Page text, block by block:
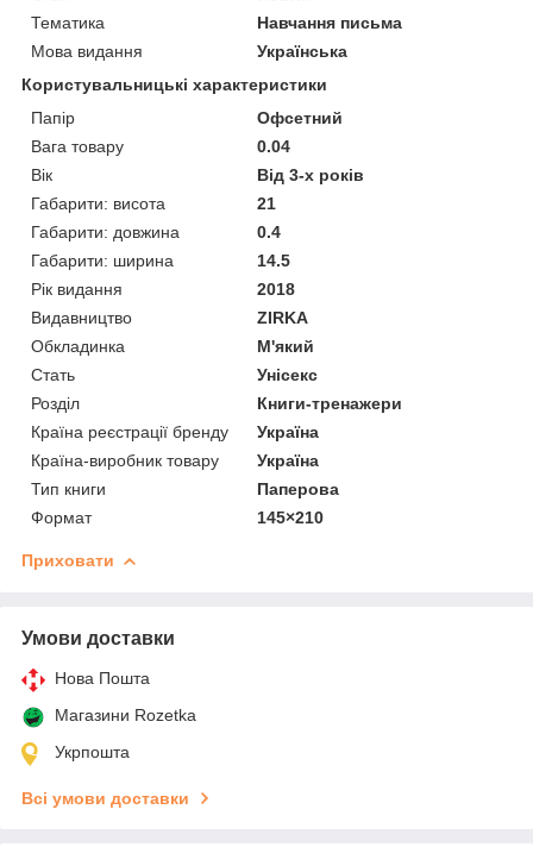
Тематика
Навчання письма
Мова видання
Українська
Користувальницькі характеристики
Папір
Офсетний
Вага товару
0.04
Вік
Від 3-х років
Габарити: висота
21
Габарити: довжина
0.4
Габарити: ширина
14.5
Рік видання
2018
Видавництво
ZIRKA
Обкладинка
М'який
Стать
Унісекс
Розділ
Книги-тренажери
Країна реєстрації бренду
Україна
Країна-виробник товару
Україна
Тип книги
Паперова
Формат
145×210
Приховати
Умови доставки
Нова Пошта
Магазини Rozetka
Укрпошта
Всі умови доставки